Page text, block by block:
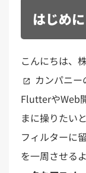
はじめに
こんにちは、
カンパニー
FlutterやWeb
まに操りたい
フィルターに
を一周させる